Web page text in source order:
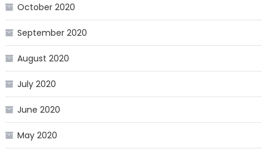
October 2020
September 2020
August 2020
July 2020
June 2020
May 2020